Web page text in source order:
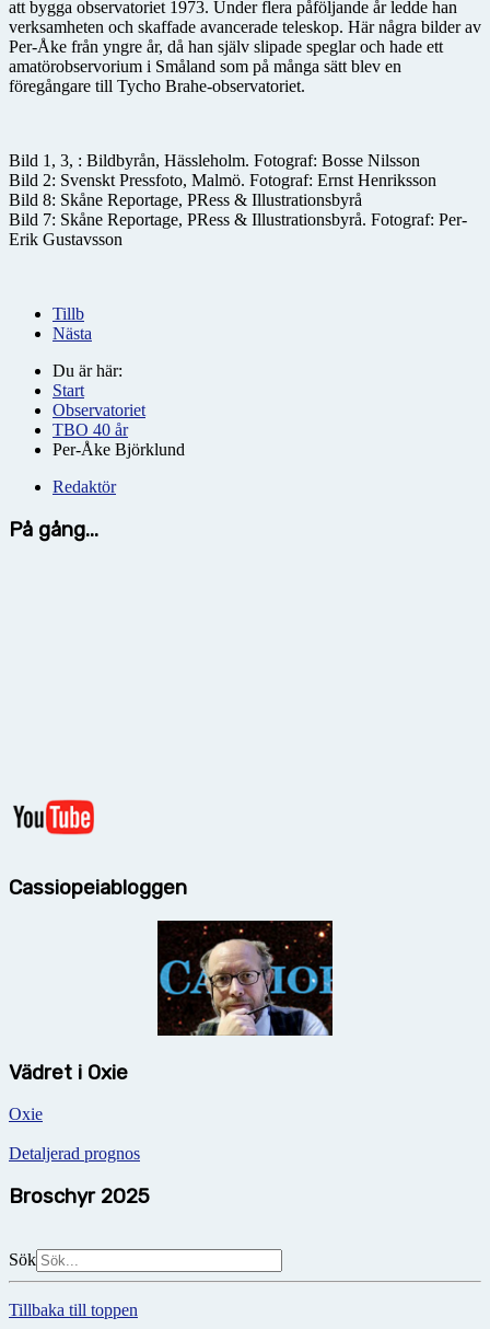
att bygga observatoriet 1973. Under flera påföljande år ledde han
verksamheten och skaffade avancerade teleskop. Här några bilder av
Per-Åke från yngre år, då han själv slipade speglar och hade ett
amatörobservorium i Småland som på många sätt blev en
föregångare till Tycho Brahe-observatoriet.
Bild 1, 3, : Bildbyrån, Hässleholm. Fotograf: Bosse Nilsson
Bild 2: Svenskt Pressfoto, Malmö. Fotograf: Ernst Henriksson
Bild 8: Skåne Reportage, PRess & Illustrationsbyrå
Bild 7: Skåne Reportage, PRess & Illustrationsbyrå. Fotograf: Per-
Erik Gustavsson
Tillb
Nästa
Du är här:
Start
Observatoriet
TBO 40 år
Per-Åke Björklund
Redaktör
På gång...
Cassiopeiabloggen
Vädret i Oxie
Oxie
Detaljerad prognos
Broschyr 2025
Sök
Tillbaka till toppen